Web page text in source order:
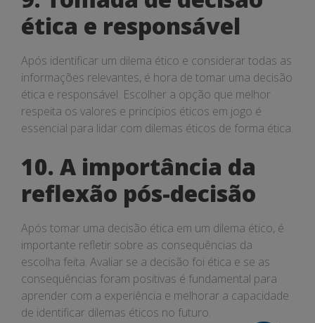
ética e responsável
Após identificar um dilema ético e considerar todas as
informações relevantes, é hora de tomar uma decisão
ética e responsável. Escolher a opção que melhor
respeita os valores e princípios éticos em jogo é
essencial para lidar com dilemas éticos de forma ética.
10. A importância da
reflexão pós-decisão
Após tomar uma decisão ética em um dilema ético, é
importante refletir sobre as consequências da
escolha feita. Avaliar se a decisão foi ética e se as
consequências foram positivas é fundamental para
aprender com a experiência e melhorar a capacidade
de identificar dilemas éticos no futuro.